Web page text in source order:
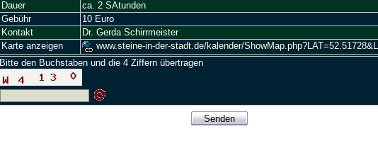
Dauer
ca. 2 SAtunden
Gebühr
10 Euro
Kontakt
Dr. Gerda Schirrmeister
Karte anzeigen
www.steine-in-der-stadt.de/kalender/
Bitte den Buchstaben und die 4 Ziffern übertragen